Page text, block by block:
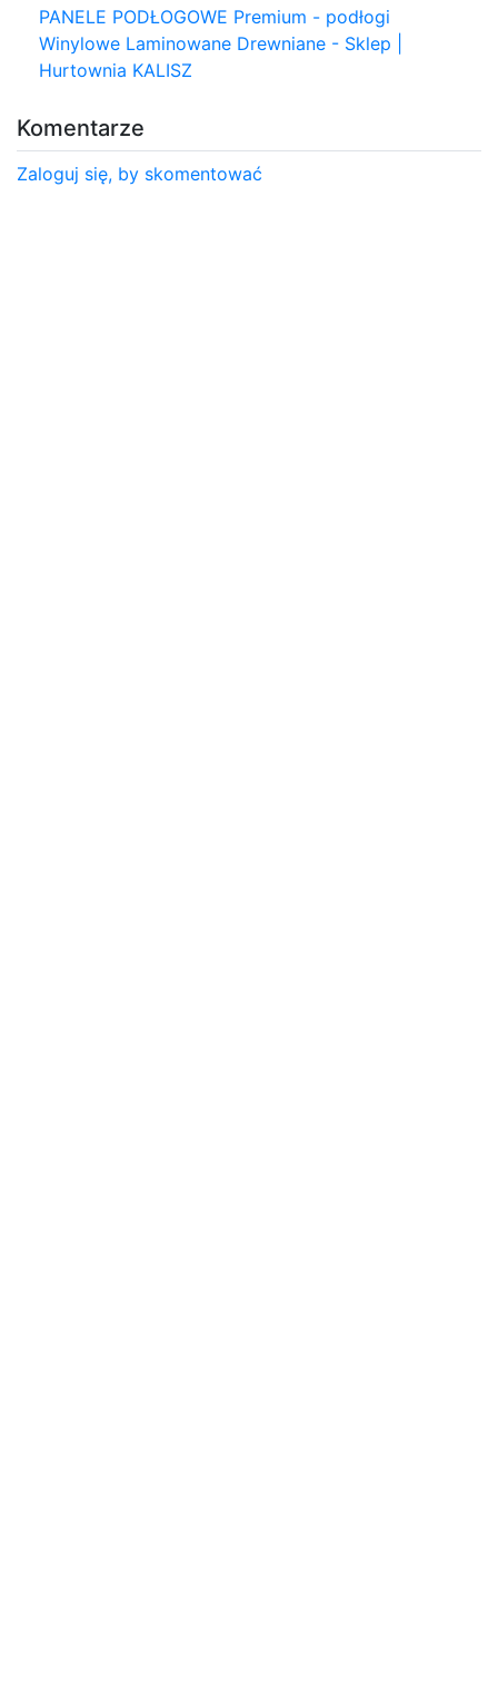
PANELE PODŁOGOWE Premium - podłogi
Winylowe Laminowane Drewniane - Sklep |
Hurtownia KALISZ
Komentarze
Zaloguj się, by skomentować